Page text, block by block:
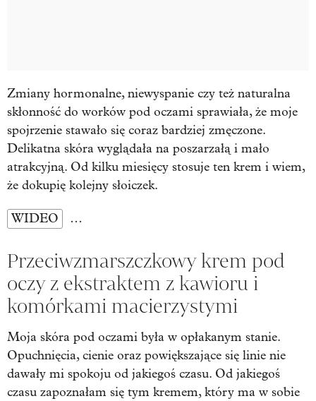
Zmiany hormonalne, niewyspanie czy też naturalna
skłonność do worków pod oczami sprawiała, że moje
spojrzenie stawało się coraz bardziej zmęczone.
Delikatna skóra wyglądała na poszarzałą i mało
atrakcyjną. Od kilku miesięcy stosuje ten krem i wiem,
że dokupię kolejny słoiczek.
WIDEO …
Przeciwzmarszczkowy krem pod
oczy z ekstraktem z kawioru i
komórkami macierzystymi
Moja skóra pod oczami była w opłakanym stanie.
Opuchnięcia, cienie oraz powiększające się linie nie
dawały mi spokoju od jakiegoś czasu. Od jakiegoś
czasu zapoznałam się tym kremem, który ma w sobie